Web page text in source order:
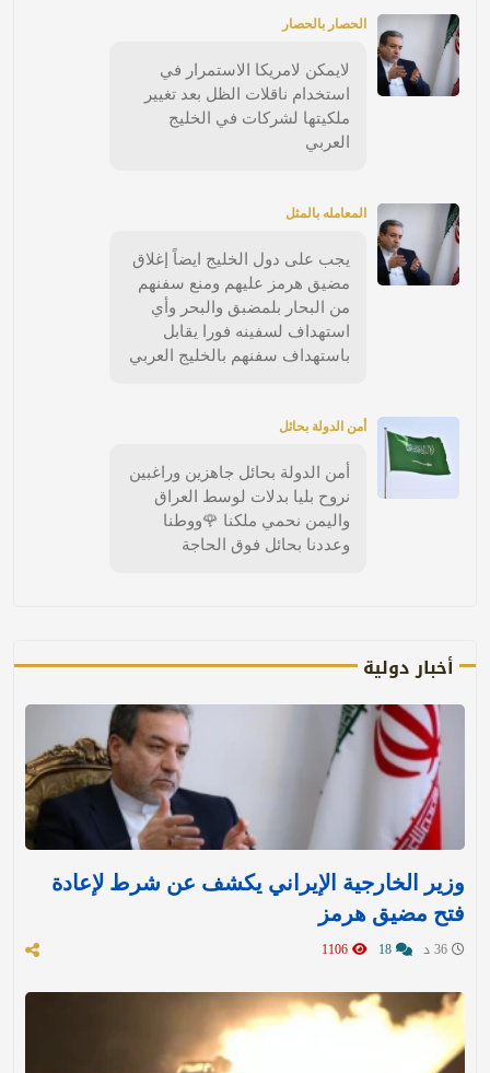
الحصار بالحصار
لايمكن لامريكا الاستمرار في
استخدام ناقلات الظل بعد تغيير
ملكيتها لشركات في الخليج
العربي
المعامله بالمثل
يجب على دول الخليج ايضاً إغلاق
مضيق هرمز عليهم ومنع سفنهم
من البحار بلمضبق والبحر وأي
استهداف لسفينه فورا يقابل
باستهداف سفنهم بالخليج العربي
أمن الدولة بحائل
أمن الدولة بحائل جاهزين وراغبين
نروح بليا بدلات لوسط العراق
واليمن نحمي ملكنا 🌹ووطنا
وعددنا بحائل فوق الحاجة
أخبار دولية
وزير الخارجية الإيراني يكشف عن شرط لإعادة
فتح مضيق هرمز